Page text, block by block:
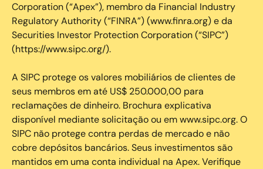
Corporation (“Apex”), membro da Financial Industry
Regulatory Authority (“FINRA”) (www.finra.org) e da
Securities Investor Protection Corporation (“SIPC”)
(https://www.sipc.org/).
A SIPC protege os valores mobiliários de clientes de
seus membros em até US$ 250.000,00 para
reclamações de dinheiro. Brochura explicativa
disponível mediante solicitação ou em www.sipc.org. O
SIPC não protege contra perdas de mercado e não
cobre depósitos bancários. Seus investimentos são
mantidos em uma conta individual na Apex. Verifique